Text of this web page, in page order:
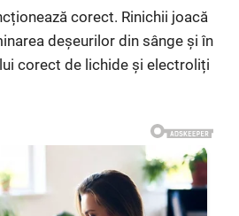
corect. Rinichii joacă
deșeurilor din sânge și în
corect de lichide și electroliți